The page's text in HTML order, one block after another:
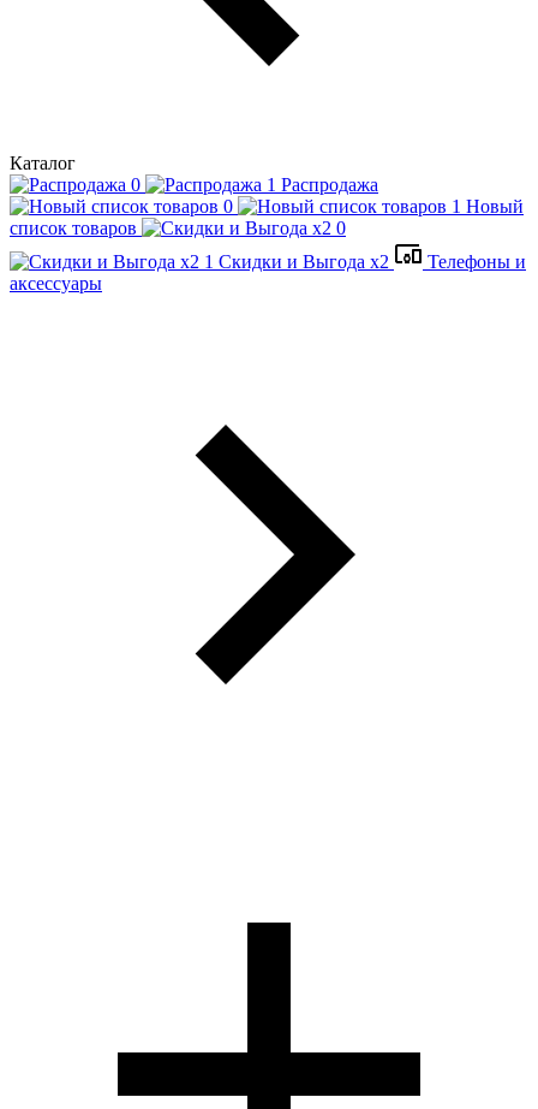
Каталог
Распродажа
Новый
список товаров
Скидки и Выгода x2
Телефоны и
аксессуары